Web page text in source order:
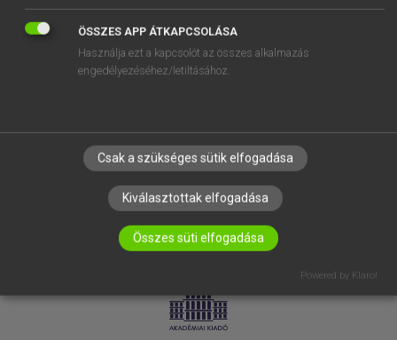
RÓLUNK
ELÉRHETŐSÉG
SÜTI BEÁLLÍTÁSOK
LICENCSZERZŐDÉS ADATVÉDELEM
ÖSSZES APP ÁTKAPCSOLÁSA
Használja ezt a kapcsolót az összes alkalmazás
engedélyezéséhez/letiltásához.
Csak a szükséges sütik elfogadása
Kiválasztottak elfogadása
Összes süti elfogadása
Powered by Klaro!